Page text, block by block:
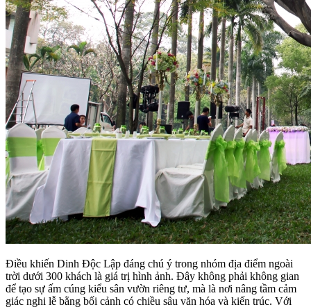
Điều khiến Dinh Độc Lập đáng chú ý trong nhóm địa điểm ngoài
trời dưới 300 khách là giá trị hình ảnh. Đây không phải không gian
để tạo sự ấm cúng kiểu sân vườn riêng tư, mà là nơi nâng tầm cảm
giác nghi lễ bằng bối cảnh có chiều sâu văn hóa và kiến trúc. Với